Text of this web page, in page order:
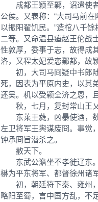
成都王颖至鄴，诏遣使者
公侯。又表称：“大司马前
以振阳翟饥民。”造棺八千
二等。又命温县瘗赵王伦战
性敦厚，委事于志，故得成
洛，又程太妃爱恋鄴都，故
初，大司马冏疑中书郎陆
死，因表为平原内史，以其
还吴。机以受颖全济之恩，
秋，七月，复封常山王乂
东莱王蕤，凶暴使酒，数
左卫将军王舆谋废冏。事觉
钟承冏旨潜杀之。
赦天下。
东武公澹坐不孝徙辽东。
楙为平东将军、都督徐州诸
初，朝廷符下秦、雍州，
略阳至蜀，言中国方乱，不